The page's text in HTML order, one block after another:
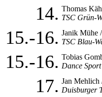
14. Thomas
TSC Grün-
15.-16. Janik Mühe
TSC Blau-
15.-16. Tobias
Dance
17. Jan Mehlich
Duisburger